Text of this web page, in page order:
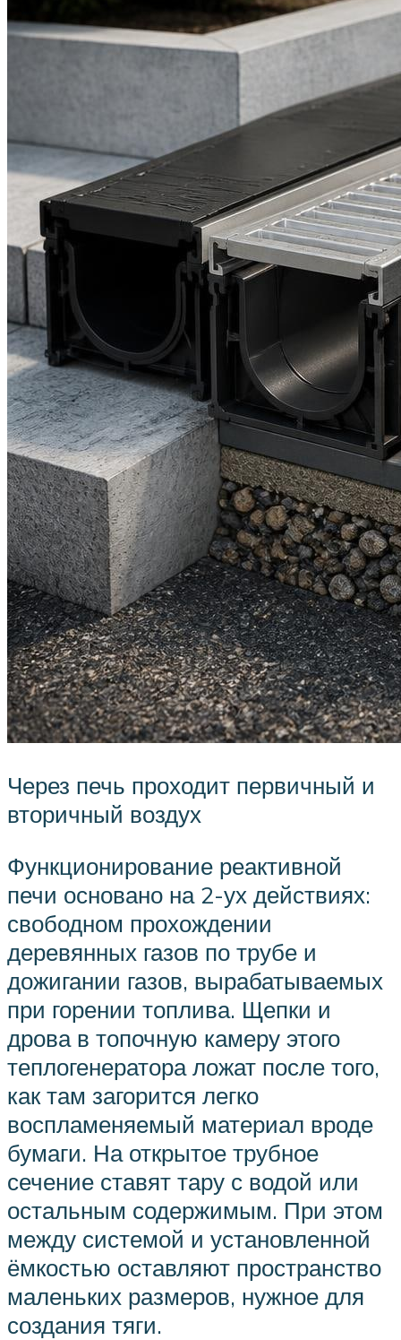
Через печь проходит первичный и
вторичный воздух
Функционирование реактивной
печи основано на 2-ух действиях:
свободном прохождении
деревянных газов по трубе и
дожигании газов, вырабатываемых
при горении топлива. Щепки и
дрова в топочную камеру этого
теплогенератора ложат после того,
как там загорится легко
воспламеняемый материал вроде
бумаги. На открытое трубное
сечение ставят тару с водой или
остальным содержимым. При этом
между системой и установленной
ёмкостью оставляют пространство
маленьких размеров, нужное для
создания тяги.